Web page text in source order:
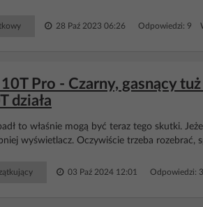
28 Paź 2023 06:26 Odpowiedzi: 9
Pro - Czarny, gasnący
działa
to właśnie mogą być teraz tego skutki.
wyświetlacz. Oczywiście trzeba rozebrać,
03 Paź 2024 12:01 Odpowiedzi: